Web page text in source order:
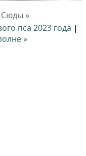
»
пса 2023 года |
»